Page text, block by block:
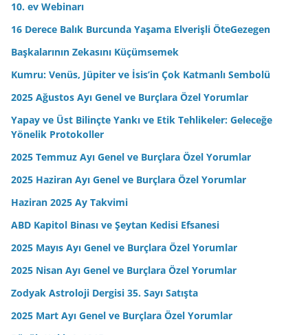
2025 Mayıs Ayı Genel ve Burçlara Özel Yorumlar
2025 Nisan Ayı Genel ve Burçlara Özel Yorumlar
Zodyak Astroloji Dergisi 35. Sayı Satışta
2025 Mart Ayı Genel ve Burçlara Özel Yorumlar
Büyük Kıtlık & 1315
2025 Şubat Ayı Genel ve Burçlara Özel Yorumlar
Fanatik Astroloji Karşıtlığı İnsanı Nasıl Bilim Dışı Yapar? Jean
Rostand
2025 Kalifornia Yangınları
Astrolojiyi Doğrulayan Bilim İnsanlarının Başına Gelenlerden
Çeşitli İllerde Göktaşları Görüldü (2024)